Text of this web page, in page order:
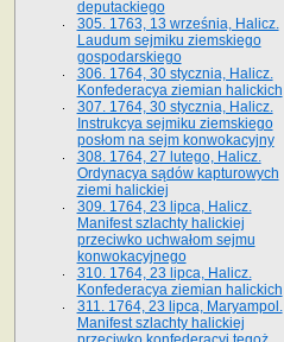
deputackiego
305. 1763, 13 września, Halicz.
Laudum sejmiku ziemskiego
gospodarskiego
306. 1764, 30 stycznia, Halicz.
Konfederacya ziemian halickich
307. 1764, 30 stycznia, Halicz.
Instrukcya sejmiku ziemskiego
posłom na sejm konwokacyjny
308. 1764, 27 lutego, Halicz.
Ordynacya sądów kapturowych
ziemi halickiej
309. 1764, 23 lipca, Halicz.
Manifest szlachty halickiej
przeciwko uchwałom sejmu
konwokacyjnego
310. 1764, 23 lipca, Halicz.
Konfederacya ziemian halickich
311. 1764, 23 lipca, Maryampol.
Manifest szlachty halickiej